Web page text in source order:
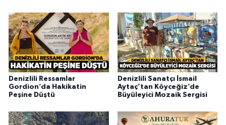
Denizlili Ressamlar
Gordion’da Hakikatin
Peşine Düştü
Denizlili Sanatçı İsmail
Aytaç’tan Köyceğiz’de
Büyüleyici Mozaik Sergisi